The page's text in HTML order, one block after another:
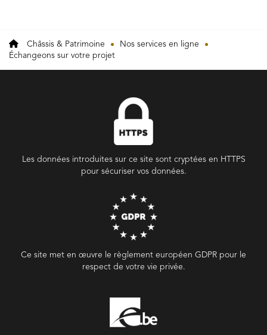
Châssis & Patrimoine
Nos services en ligne
Échangeons sur votre projet
Les données introduites sur ce site sont cryptées en HTTPS
pour sécuriser vos données.
Ce site met en œuvre le règlement européen GDPR pour le
respect de votre vie privée.